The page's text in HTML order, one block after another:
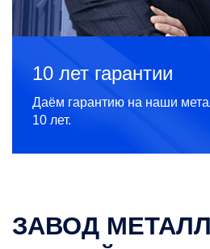
10 лет гарантии
Даём гарантию на наши
10 лет.
ЗАВОД